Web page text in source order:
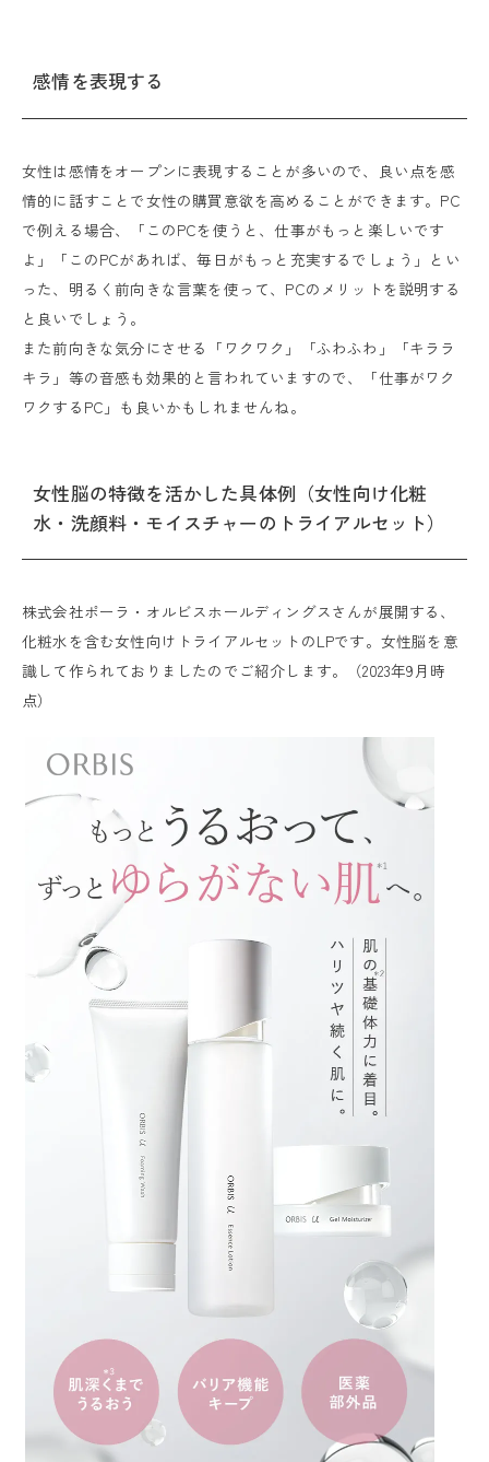
感情を表現する
女性は感情をオープンに表現することが多いので、良い点を感
情的に話すことで女性の購買意欲を高めることができます。PC
で例える場合、「このPCを使うと、仕事がもっと楽しいです
よ」「このPCがあれば、毎日がもっと充実するでしょう」とい
った、明るく前向きな言葉を使って、PCのメリットを説明する
と良いでしょう。
また前向きな気分にさせる「ワクワク」「ふわふわ」「キララ
キラ」等の音感も効果的と言われていますので、「仕事がワク
ワクするPC」も良いかもしれませんね。
女性脳の特徴を活かした具体例（女性向け化粧
水・洗顔料・モイスチャーのトライアルセット）
株式会社ポーラ・オルビスホールディングスさんが展開する、
化粧水を含む女性向けトライアルセットのLPです。女性脳を意
識して作られておりましたのでご紹介します。（2023年9月時
点）